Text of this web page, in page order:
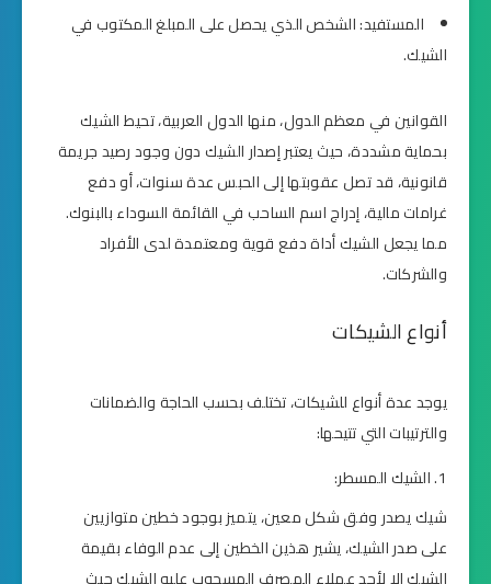
المستفيد: الشخص الذي يحصل على المبلغ المكتوب في
الشيك.
القوانين في معظم الدول، منها الدول العربية، تحيط الشيك
بحماية مشددة، حيث يعتبر إصدار الشيك دون وجود رصيد جريمة
قانونية، قد تصل عقوبتها إلى الحبس عدة سنوات، أو دفع
غرامات مالية، إدراج اسم الساحب في القائمة السوداء بالبنوك.
مما يجعل الشيك أداة دفع قوية ومعتمدة لدى الأفراد
والشركات.
أنواع الشيكات
يوجد عدة أنواع للشيكات، تختلف بحسب الحاجة والضمانات
والترتيبات التي تتيحها:
الشيك المسطر:
شيك يصدر وفق شكل معين، يتميز بوجود خطين متوازيين
على صدر الشيك، يشير هذين الخطين إلى عدم الوفاء بقيمة
الشيك إلا لأحد عملاء المصرف المسحوب عليه الشيك حيث